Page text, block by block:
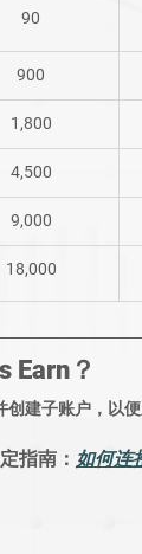
90
900
1,800
4,500
9,000
18,000
Earn？
创建子账户 ，以
指南 ： 如何连